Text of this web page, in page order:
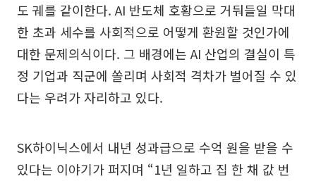
도 궤를 같이한다. AI 반도체 호황으로 거둬들일 막대
한 초과 세수를 사회적으로 어떻게 환원할 것인가에
대한 문제의식이다. 그 배경에는 AI 산업의 결실이 특
정 기업과 직군에 쏠리며 사회적 격차가 벌어질 수 있
다는 우려가 자리하고 있다.
SK하이닉스에서 내년 성과급으로 수억 원을 받을 수
있다는 이야기가 퍼지며 “1년 일하고 집 한 채 값 번